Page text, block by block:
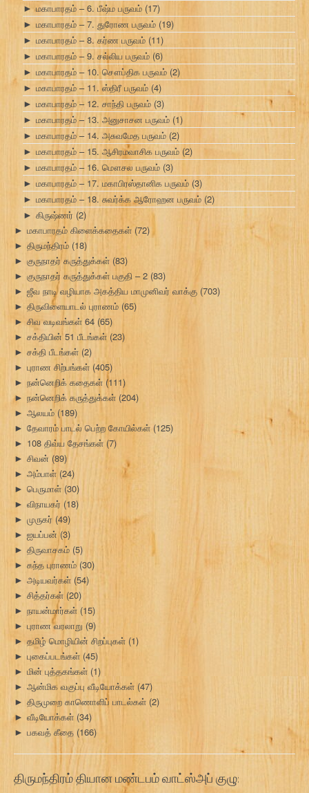
► மகாபாரதம் – 6. பீஷ்ம பருவம் (17)
► மகாபாரதம் – 7. துரோண பருவம் (19)
► மகாபாரதம் – 8. கர்ண பருவம் (11)
► மகாபாரதம் – 9. சல்லிய பருவம் (6)
► மகாபாரதம் – 10. சௌப்திக பருவம் (2)
► மகாபாரதம் – 11. ஸ்திரீ பருவம் (4)
► மகாபாரதம் – 12. சாந்தி பருவம் (3)
► மகாபாரதம் – 13. அனுசாசன பருவம் (1)
► மகாபாரதம் – 14. அசுவமேத பருவம் (2)
► மகாபாரதம் – 15. ஆசிரமவாசிக பருவம் (2)
► மகாபாரதம் – 16. மௌசல பருவம் (3)
► மகாபாரதம் – 17. மகாபிரஸ்தானிக பருவம் (3)
► மகாபாரதம் – 18. சுவர்க்க ஆரோஹன பருவம் (2)
► கிருஷ்ணர் (2)
► மகாபாரதம் கிளைக்கதைகள்(72)
► திருமந்திரம் (18)
► குருநாதர் கருத்துக்கள் (83)
► குருநாதர் கருத்துக்கள் பகுதி – 2 (83)
► ஜீவ நாடி வழியாக அகத்திய மாமுனிவர் வாக்கு (703)
► திருவிளையாடல் புராணம் (65)
► சிவ வடிவங்கள் 64 (65)
► சக்தியின் 51 பீடங்கள்(23)
► சக்தி பீடங்கள் (2)
► புராண சிற்பங்கள் (405)
► நன்னெறிக் கதைகள் (111)
► நன்னெறிக் கருத்துக்கள் (204)
► ஆலயம் (189)
► தேவாரம் பாடல் பெற்ற கோயில்கள் (125)
► 108 திவ்ய தேசங்கள் (7)
► சிவன் (89)
► அம்பாள் (24)
► பெருமாள் (30)
► விநாயகர் (18)
► முருகர் (49)
► ஐயப்பன்(3)
► திருவாசகம் (5)
► கந்த புராணம்(30)
► அடியவர்கள் (54)
► சித்தர்கள் (20)
► நாயன்மார்கள் (15)
► புராண வரலாறு (9)
► தமிழ் மொழியின் சிறப்புகள் (1)
► புகைப்படங்கள் (45)
► மின் புத்தகங்கள் (1)
► ஆன்மிக வகுப்பு வீடியோக்கள் (47)
► திருமுறை காணொளிப் பாடல்கள் (2)
► வீடியோக்கள் (34)
► பகவத் கீதை (166)
திருமந்திரம் தியான மண்டபம் வாட்ஸ்அப் குழு: